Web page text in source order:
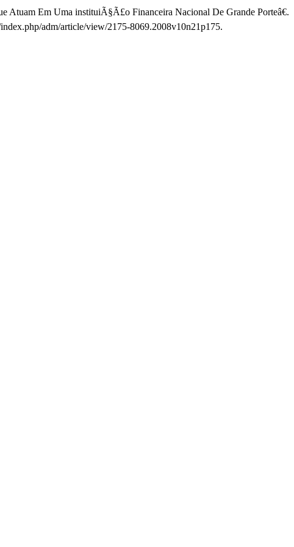
Atuam Em Uma instituiÃ§Ã£o Financeira Nacional De Grande Porteâ€.
adm/article/view/2175-8069.2008v10n21p175.